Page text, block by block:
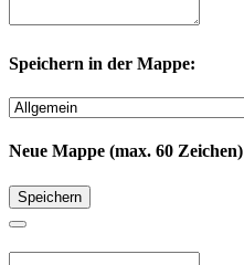
Speichern in der Mappe:
Neue Mappe (max. 60 Zeichen)
Speichern